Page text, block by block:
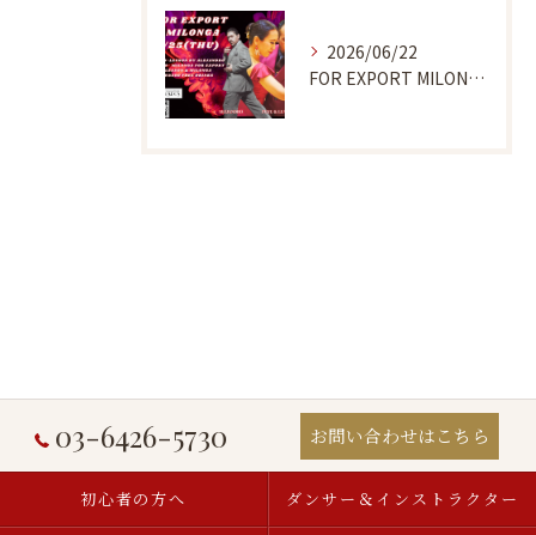
2026/06/22
FOR EXPORT MILONGA 6/25
03-6426-5730 お問い合わせはこちら
初心者の方へ ダンサー＆インストラクター